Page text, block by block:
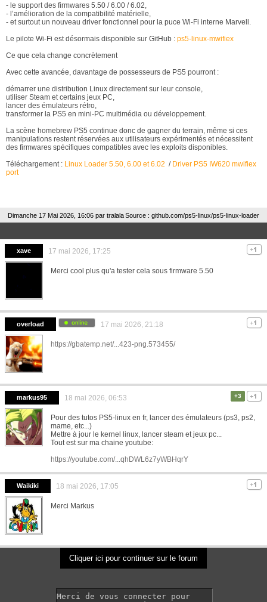
- le support des firmwares 5.50 / 6.00 / 6.02,
- l’amélioration de la compatibilité matérielle,
- et surtout un nouveau driver fonctionnel pour la puce Wi-Fi interne Marvell.
Le pilote Wi-Fi est désormais disponible sur GitHub : ps5-linux-mwifiex
Ce que cela change concrètement
Avec cette avancée, davantage de possesseurs de PS5 pourront :
démarrer une distribution Linux directement sur leur console,
utiliser Steam et certains jeux PC,
lancer des émulateurs rétro,
transformer la PS5 en mini-PC multimédia ou développement.
La scène homebrew PS5 continue donc de gagner du terrain, même si ces
manipulations restent réservées aux utilisateurs expérimentés et nécessitent
des firmwares spécifiques compatibles avec les exploits disponibles.
Téléchargement : Linux Loader 5.50, 6.00 et 6.02 / Driver PS5 IW620 mwifiex
port
Dimanche 17 Mai 2026, 16:06 par tralalaSource : github.com/ps5-linux/ps5-linux-loader
xave 17 mai 2026, 17:25
Merci cool plus qu'a tester cela sous firmware 5.50
overload 17 mai 2026, 21:18
https://gbatemp.net/...423-png.573455/
markus95 18 mai 2026, 06:53 +3
Pour des tutos PS5-linux en fr, lancer des émulateurs (ps3, ps2,
mame, etc...)
Mettre à jour le kernel linux, lancer steam et jeux pc...
Tout est sur ma chaine youtube:
https://youtube.com/...qhDWL6z7yWBHqrY
Waikiki 18 mai 2026, 17:05
Merci Markus
Cliquer ici pour continuer sur le forum